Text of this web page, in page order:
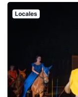
Locales